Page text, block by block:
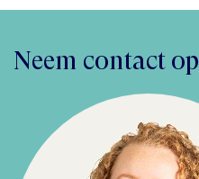
Neem contact op